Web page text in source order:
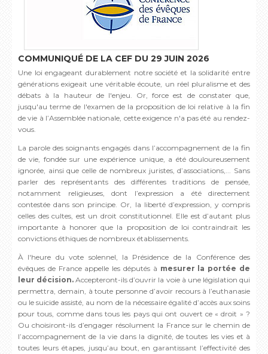
COMMUNIQUÉ DE LA CEF DU 29 JUIN 2026
Une loi engageant durablement notre société et la solidarité entre
générations exigeait une véritable écoute, un réel pluralisme et des
débats à la hauteur de l'enjeu. Or, force est de constater que,
jusqu'au terme de l'examen de la proposition de loi relative à la fin
de vie à l’Assemblée nationale, cette exigence n'a pas été au rendez-
vous.
La parole des soignants engagés dans l’accompagnement de la fin
de vie, fondée sur une expérience unique, a été douloureusement
ignorée, ainsi que celle de nombreux juristes, d’associations,... Sans
parler des représentants des différentes traditions de pensée,
notamment religieuses, dont l’expression a été directement
contestée dans son principe. Or, la liberté d’expression, y compris
celles des cultes, est un droit constitutionnel. Elle est d’autant plus
importante à honorer que la proposition de loi contraindrait les
convictions éthiques de nombreux établissements.
À l'heure du vote solennel, la Présidence de la Conférence des
évêques de France appelle les députés à mesurer la portée de
leur décision. Accepteront-ils d’ouvrir la voie à une législation qui
permettra, demain, à toute personne d’avoir recours à l’euthanasie
ou le suicide assisté, au nom de la nécessaire égalité d’accès aux soins
pour tous, comme dans tous les pays qui ont ouvert ce « droit » ?
Ou choisiront-ils d’engager résolument la France sur le chemin de
l’accompagnement de la vie dans la dignité, de toutes les vies et à
toutes leurs étapes, jusqu’au bout, en garantissant l’effectivité des